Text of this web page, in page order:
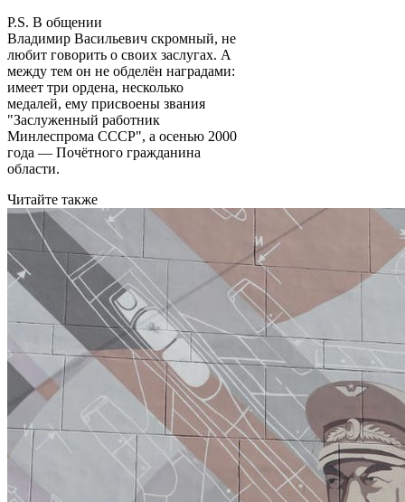
P.S. В общении
Владимир Васильевич скромный, не
любит говорить о своих заслугах. А
между тем он не обделён наградами:
имеет три ордена, несколько
медалей, ему присвоены звания
"Заслуженный работник
Минлеспрома СССР", а осенью 2000
года — Почётного гражданина
области.
Читайте также